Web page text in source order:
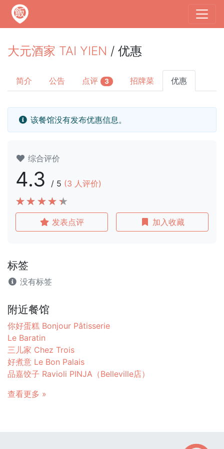
大元酒家 TAI YIEN / 优惠
简介 公告 点评 3 招牌菜 优惠
该餐馆没有发布优惠信息。
综合评价
4.3 / 5 (3 人评价)
发表点评 加入收藏
标签
没有标签
附近餐馆
你好蛋糕 Bonjour Pâtisserie
Le Baratin
三儿家 Chez Trois
好煮意 Le Bon Palais
品嘉饺子 Ravioli PINJA（Belleville店）
查看更多 »